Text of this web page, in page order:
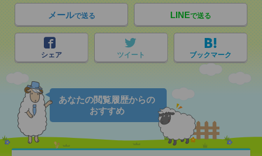
メールで送る LINEで送る
シェア ツイート ブックマーク
あなたの閲覧履歴からの
おすすめ